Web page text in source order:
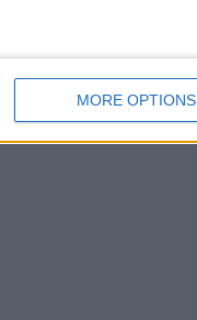
MORE OPTIONS